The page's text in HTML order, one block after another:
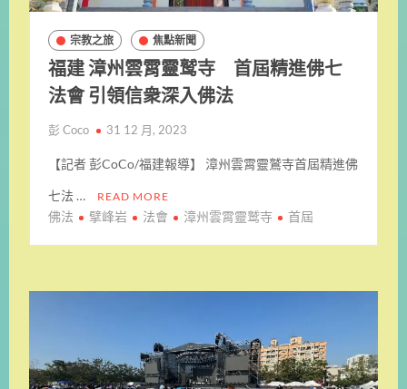
宗教之旅 焦點新聞
福建 漳州雲霄靈鹫寺 首屆精進佛七
法會 引領信衆深入佛法
彭 Coco 31 12 月, 2023
【記者 彭CoCo/福建報導】 漳州雲霄靈鷲寺首屆精進佛
七法 … READ MORE
佛法 擘峰岩 法會 漳州雲霄靈鹫寺 首屆